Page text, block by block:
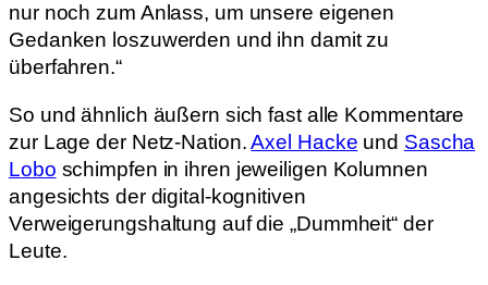
nur noch zum Anlass, um unsere eigenen
Gedanken loszuwerden und ihn damit zu
überfahren.“
So und ähnlich äußern sich fast alle Kommentare
zur Lage der Netz-Nation.Axel Hacke und Sascha
Lobo schimpfen in ihren jeweiligen Kolumnen
angesichts der digital-kognitiven
Verweigerungshaltung auf die „Dummheit“ der
Leute.